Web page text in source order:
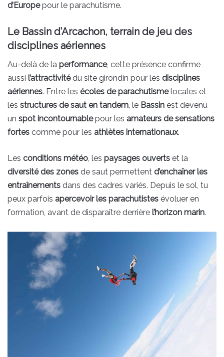
d’Europepour le parachutisme.
Le Bassin d’Arcachon, terrain de jeu des
disciplines aériennes
Au-delà de la performance, cette présence confirme
aussi l’attractivitédu site girondin pour les disciplines
aériennes. Entre les écoles de parachutismelocales et
les structures de saut en tandem, le Bassin est devenu
un spot incontournablepour les amateurs de sensations
fortes comme pour les athlètes internationaux.
Les conditions météo, les paysages ouverts et la
diversité des zones de saut permettent d’enchaîner les
entraînements dans des cadres variés. Depuis le sol, tu
peux parfois apercevoir les parachutistes évoluer en
formation, avant de disparaître derrière l’horizon marin.